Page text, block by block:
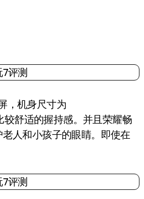
，机身尺寸为
舒适的握持感。并且荣耀畅
人和小孩子的眼睛。即使在